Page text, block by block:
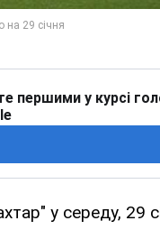
першими у курсі
у середу, 29